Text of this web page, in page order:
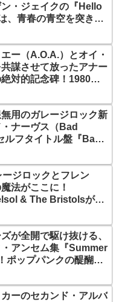
ン・ジェイクの『Hello
、青春の青空を突き抜
ー（A.O.A.）とオイ・
謀させて放ったアナー
対的記念碑！1980年
屈のD-Beat＆ストリ
聖典『Unlimited
用のガレージロック新
ナーヴス（Bad
ルフタイトル盤『Bad
のパンク爆弾
ジロックとフレン
法がここに！
& The Bristolsが贈
が全開で駆け抜ける、
アンセム集『Summer
ポップパンクの醍醐味
くなる“終わらないサ
ーのセカンド・アルバ